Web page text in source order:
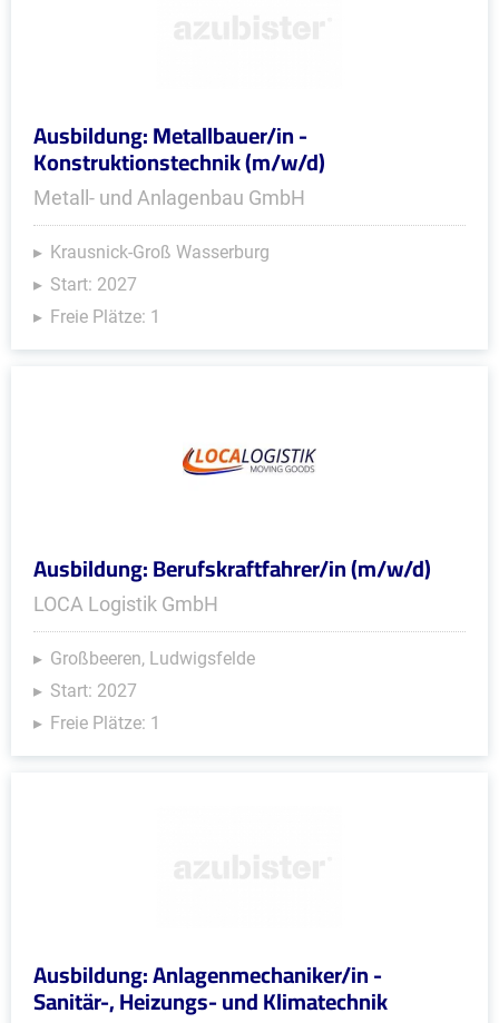
Ausbildung: Metallbauer/in -
Konstruktionstechnik (m/w/d)
Metall- und Anlagenbau GmbH
Krausnick-Groß Wasserburg
Start: 2027
Freie Plätze: 1
Ausbildung: Berufskraftfahrer/in (m/w/d)
LOCA Logistik GmbH
Großbeeren, Ludwigsfelde
Start: 2027
Freie Plätze: 1
Ausbildung: Anlagenmechaniker/in -
Sanitär-, Heizungs- und Klimatechnik